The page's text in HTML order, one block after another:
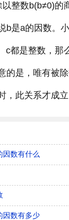
以整数b(b≠0)的
b是a的因数。
c都是整数，那
的是，唯有被
，此关系才成立
因数有什么
因数有多少